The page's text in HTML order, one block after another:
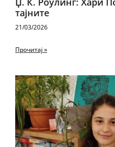
тајните
21/03/2026
Прочитај »